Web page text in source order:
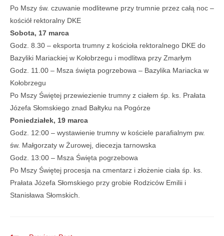
Po Mszy św. czuwanie modlitewne przy trumnie przez całą noc –
kościół rektoralny DKE
Sobota, 17 marca
Godz. 8.30 – eksporta trumny z kościoła rektoralnego DKE do
Bazyliki Mariackiej w Kołobrzegu i modlitwa przy Zmarłym
Godz. 11.00 – Msza święta pogrzebowa – Bazylika Mariacka w
Kołobrzegu
Po Mszy Świętej przewiezienie trumny z ciałem śp. ks. Prałata
Józefa Słomskiego znad Bałtyku na Pogórze
Poniedziałek, 19 marca
Godz. 12:00 – wystawienie trumny w kościele parafialnym pw.
św. Małgorzaty w Żurowej, diecezja tarnowska
Godz. 13:00 – Msza Święta pogrzebowa
Po Mszy Świętej procesja na cmentarz i złożenie ciała śp. ks.
Prałata Józefa Słomskiego przy grobie Rodziców Emilii i
Stanisława Słomskich.